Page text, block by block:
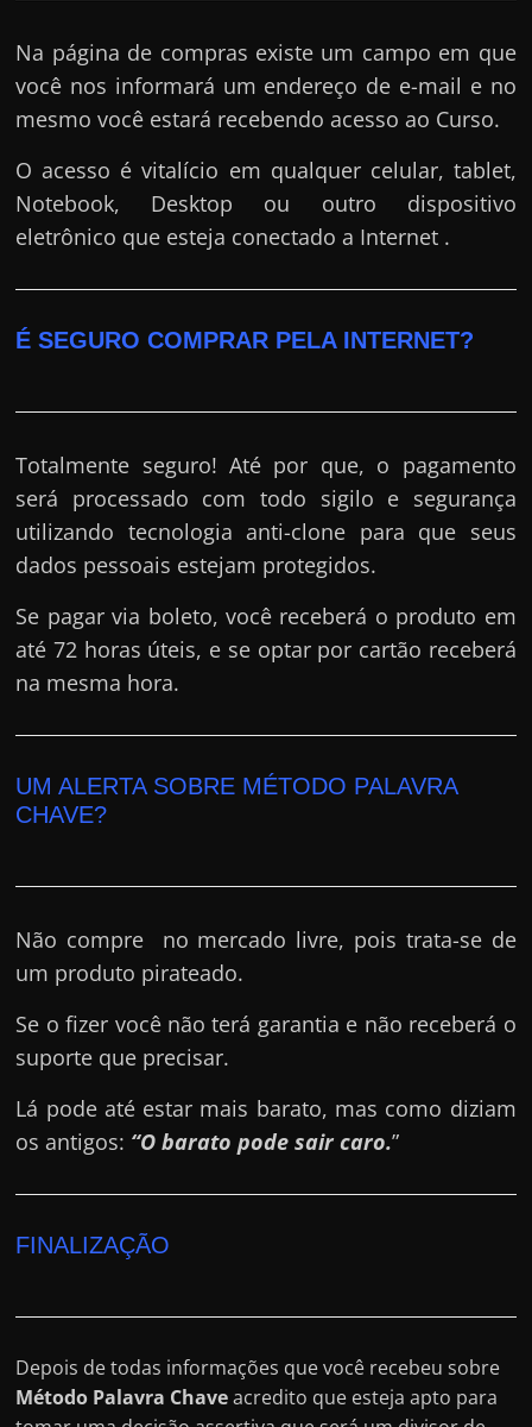
Na página de compras existe um campo em que
você nos informará um endereço de e-mail e no
mesmo você estará recebendo acesso ao Curso.
O acesso é vitalício em qualquer celular, tablet,
Notebook, Desktop ou outro dispositivo
eletrônico que esteja conectado a Internet .
É SEGURO COMPRAR PELA INTERNET?
Totalmente seguro! Até por que, o pagamento
será processado com todo sigilo e segurança
utilizando tecnologia anti-clone para que seus
dados pessoais estejam protegidos.
Se pagar via boleto, você receberá o produto em
até 72 horas úteis, e se optar por cartão receberá
na mesma hora.
UM ALERTA SOBRE MÉTODO PALAVRA
CHAVE?
Não compre no mercado livre, pois trata-se de
um produto pirateado.
Se o fizer você não terá garantia e não receberá o
suporte que precisar.
Lá pode até estar mais barato, mas como diziam
os antigos: “O barato pode sair caro.”
FINALIZAÇÃO
Depois de todas informações que você recebeu sobre
Método Palavra Chaveacredito que esteja apto para